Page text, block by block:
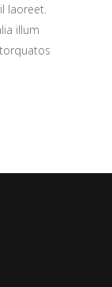
laoreet.
illum